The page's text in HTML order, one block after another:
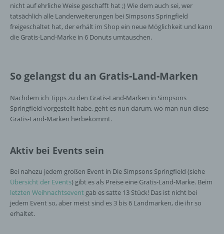
nicht auf ehrliche Weise geschafft hat ;) Wie dem auch sei, wer
tatsächlich alle Landerweiterungen bei Simpsons Springfield
freigeschaltet hat, der erhält im Shop ein neue Möglichkeit und kann
die Gratis-Land-Marke in 6 Donuts umtauschen.
So gelangst du an Gratis-Land-Marken
Nachdem ich Tipps zu den Gratis-Land-Marken in Simpsons
Springfield vorgestellt habe, geht es nun darum, wo man nun diese
Gratis-Land-Marken herbekommt.
Aktiv bei Events sein
Bei nahezu jedem großen Event in Die Simpsons Springfield (siehe
Übersicht der Events) gibt es als Preise eine Gratis-Land-Marke. Beim
letzten Weihnachtsevent gab es satte 13 Stück! Das ist nicht bei
jedem Event so, aber meist sind es 3 bis 6 Landmarken, die ihr so
erhaltet.